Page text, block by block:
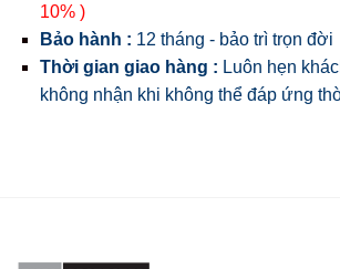
10% )
Bảo hành : 12 tháng - bảo trì trọn đời
Thời gian giao hàng : Luôn hẹn
không nhận khi không thể đáp ứng